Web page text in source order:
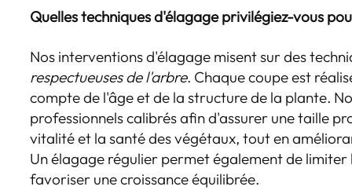
Quelles techniques d'élagage privilégiez-vous
Nos interventions d'élagage misent sur des
respectueuses de l'arbre. Chaque coupe est
compte de l'âge et de la structure de la plante.
professionnels calibrés afin d'assurer une taille
vitalité et la santé des végétaux, tout en
Un élagage régulier permet également de limiter
favoriser une croissance équilibrée.